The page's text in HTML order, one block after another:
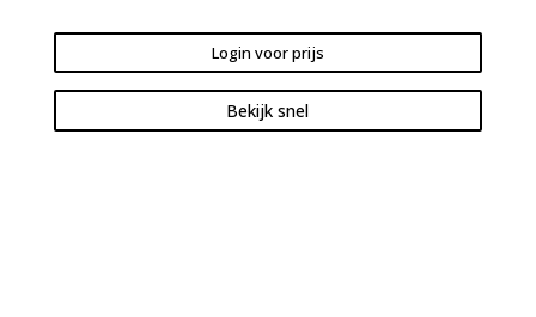
Login voor prijs
Bekijk snel